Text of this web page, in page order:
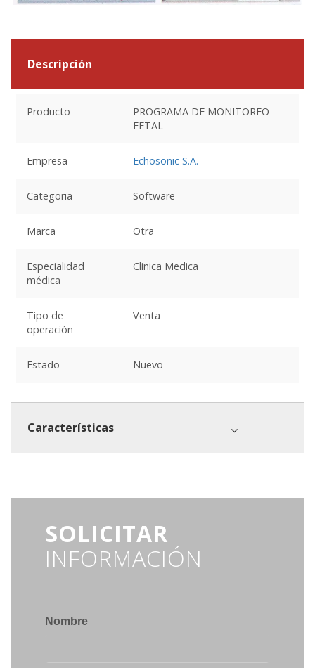
Descripción
Producto
PROGRAMA DE MONITOREO
FETAL
Empresa Echosonic S.A.
Categoria Software
Marca Otra
Especialidad
médica
Clinica Medica
Tipo de
operación
Venta
Estado Nuevo
Características
SOLICITAR
INFORMACIÓN
Nombre